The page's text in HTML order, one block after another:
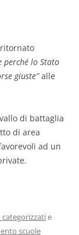
ritornato
perché lo Stato
giuste”alle
di battaglia
di area
ad un
e
scuole